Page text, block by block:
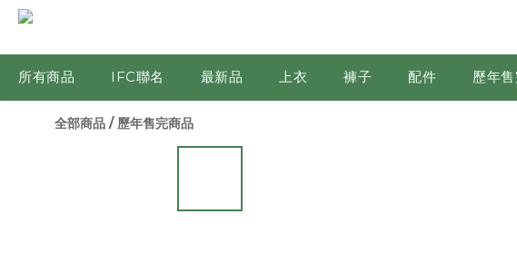
所有商品 IFC聯名 最新品 上衣 褲子 配件 歷年
全部商品 / 歷年售完商品